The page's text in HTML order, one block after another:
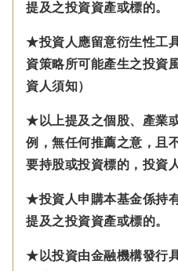
提及之投資資產或標的。
★投資人應留意衍生性工
資策略所可能產生之投資
資人須知）
★以上提及之個股、產業
例，無任何推薦之意，且
要持股或投資標的，投資
★投資人申購本基金係持
提及之投資資產或標的。
★以投資由金融機構發行